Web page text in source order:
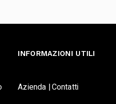
INFORMAZIONI UTILI
Azienda |Contatti